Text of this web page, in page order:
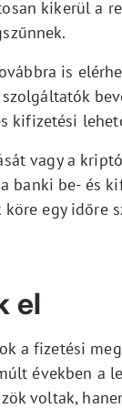
kikerül a
is
kifizetési
vagy a
banki be- és
egy időre
el
a fizetési
években a
voltak,